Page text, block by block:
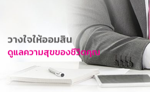
การพัฒนาที่ยั่งยืน
ข่าวสาร
บริการทางการเงิน
อื่นๆ
วางใจให้ออมสิน
ดูแลความสุขของชีวิตคุณ